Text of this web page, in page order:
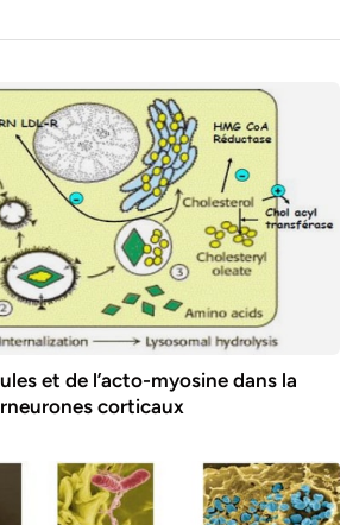
et de l’acto-myosine dans la
corticaux